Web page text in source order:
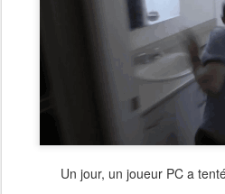
Un jour, un joueur PC a